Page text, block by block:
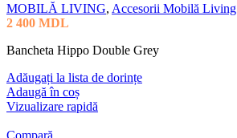
MOBILĂ LIVING, Accesorii Mobilă Living
2 400 MDL
Bancheta Hippo Double Grey
Adăugați la lista de dorințe
Adaugă în coș
Vizualizare rapidă
Compară